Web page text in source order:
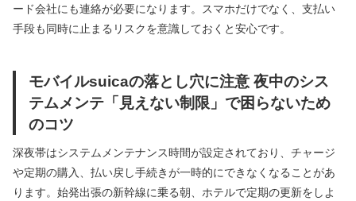
ード会社にも連絡が必要になります。スマホだけでなく、支払い
手段も同時に止まるリスクを意識しておくと安心です。
モバイルsuicaの落とし穴に注意 夜中のシス
テムメンテ「見えない制限」で困らないため
のコツ
深夜帯はシステムメンテナンス時間が設定されており、チャージ
や定期の購入、払い戻し手続きが一時的にできなくなることがあ
ります。始発出張の新幹線に乗る朝、ホテルで定期の更新をしよ